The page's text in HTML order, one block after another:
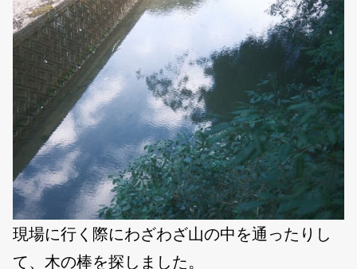
現場に行く際にわざわざ山の中を通ったりし
て、木の棒を探しました。